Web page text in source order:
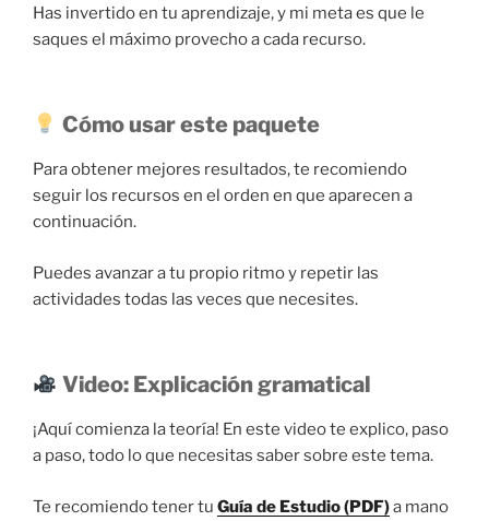
Has invertido en tu aprendizaje, y mi meta es que le
saques el máximo provecho a cada recurso.
Cómo usar este paquete
Para obtener mejores resultados, te recomiendo
seguir los recursos en el orden en que aparecen a
continuación.
Puedes avanzar a tu propio ritmo y repetir las
actividades todas las veces que necesites.
Video: Explicación gramatical
¡Aquí comienza la teoría! En este video te explico, paso
a paso, todo lo que necesitas saber sobre este tema.
Te recomiendo tener tu Guía de Estudio (PDF)a mano